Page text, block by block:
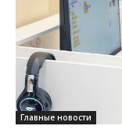
Главные новости